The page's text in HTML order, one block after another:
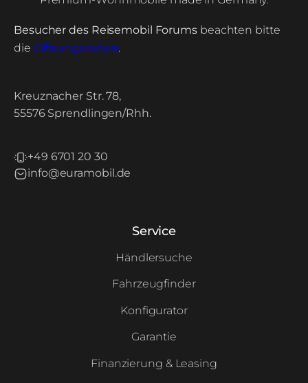
Besucher des Reisemobil Forums beachten bitte
die Öffnungszeiten.
Kreuznacher Str. 78,
55576 Sprendlingen/Rhh.
+49 6701 20 30
info@euramobil.de
Service
Händlersuche
Fahrzeugfinder
Konfigurator
Garantie
Finanzierung & Leasing